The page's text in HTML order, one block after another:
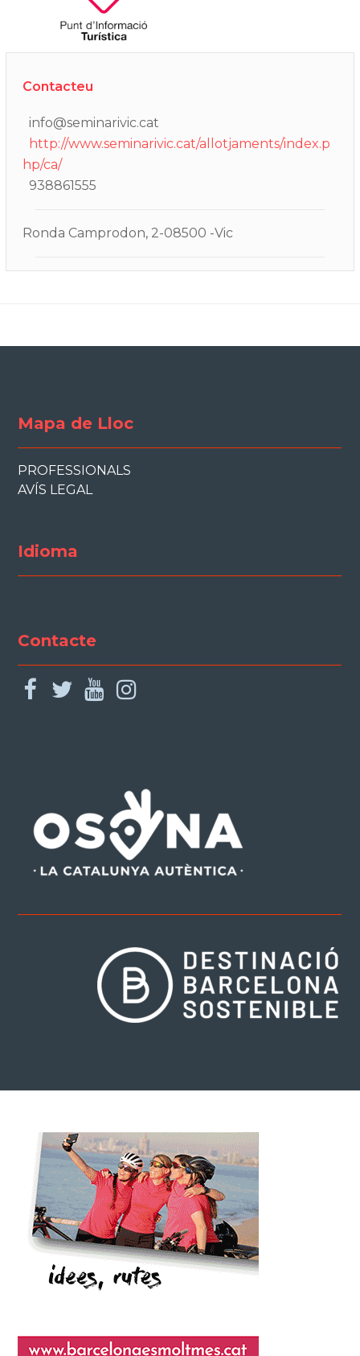
Contacteu
info@seminarivic.cat
http://www.seminarivic.cat/allotjaments/index.p
hp/ca/
938861555
Ronda Camprodon, 2-08500 -Vic
Mapa de Lloc
PROFESSIONALS
AVÍS LEGAL
Idioma
Contacte
facebook
twitteryoutube